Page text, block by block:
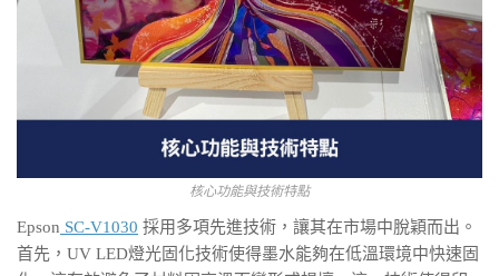
核心功能與技術特點
Epson SC-V1030 採用多項先進技術，讓其在市場中脫穎而出。
首先，UV LED燈光固化技術使得墨水能夠在低溫環境中快速固